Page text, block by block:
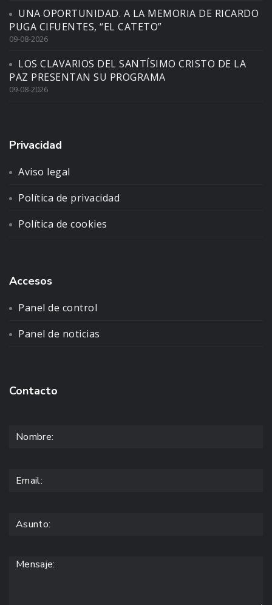
UNA OPORTUNIDAD. A LA MEMORIA DE RICARDO
PUGA CIFUENTES, “EL CATETO”
09-08-2026
LOS CLAVARIOS DEL SANTÍSIMO CRISTO DE LA
PAZ PRESENTAN SU PROGRAMA
09-08-2026
Privacidad
Aviso legal
Política de privacidad
Política de cookies
Accesos
Panel de control
Panel de noticias
Contacto